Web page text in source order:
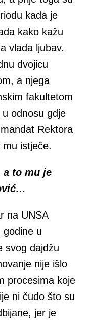
kada je
kako kažu
vlada ljubav.
dvojicu
a njega
fakultetom
odnosu gdje
Rektora
istječe.
a to mu je
na UNSA
godine u
svog dajdžu
nije išlo
procesima koje
ni čudo što su
jer je